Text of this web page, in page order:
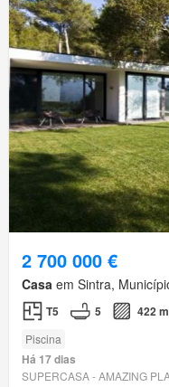
2 700 000 €
Casa em Sintra,
T5 5 422
Piscina
Há 17 dias
SUPERCASA - AMAZING